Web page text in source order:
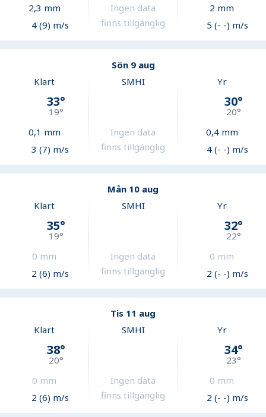
2,3 mm
4 (9) m/s
Ingen data
finns tillgänglig
2 mm
5 (- -) m/s
Sön 9 aug
Klart
33°
19°
0,1 mm
3 (7) m/s
SMHI
Ingen data
finns tillgänglig
Yr
30°
20°
0,4mm
4 (- -) m/s
Mån 10 aug
Klart
35°
19°
0 mm
2 (6) m/s
SMHI
Ingen data
finns tillgänglig
Yr
32°
22°
0 mm
2 (- -) m/s
Tis 11 aug
Klart
38°
20°
0 mm
2 (6) m/s
SMHI
Ingen data
finns tillgänglig
Yr
34°
23°
0 mm
2 (- -) m/s